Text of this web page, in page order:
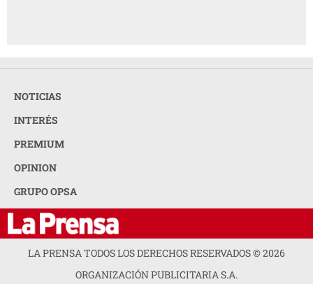
NOTICIAS
INTERÉS
PREMIUM
OPINION
GRUPO OPSA
LA PRENSA TODOS LOS DERECHOS RESERVADOS ©2026
ORGANIZACIÓN PUBLICITARIA S.A.